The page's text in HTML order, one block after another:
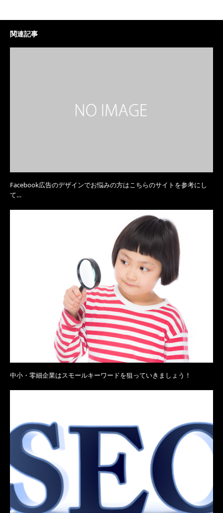
関連記事
Facebook広告のデザインでお悩みの方はこちらのサイトを参考にし
て…
中小・零細企業はスモールキーワードを狙っていきましょう！